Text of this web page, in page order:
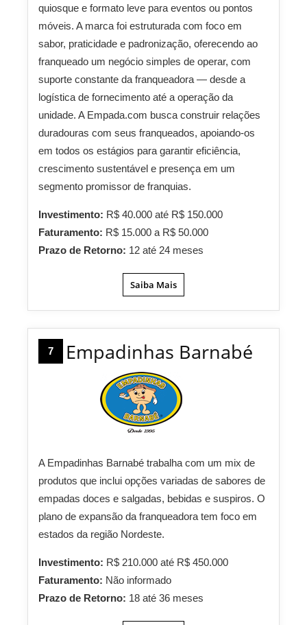
quiosque e formato leve para eventos ou pontos
móveis. A marca foi estruturada com foco em
sabor, praticidade e padronização, oferecendo ao
franqueado um negócio simples de operar, com
suporte constante da franqueadora — desde a
logística de fornecimento até a operação da
unidade. A Empada.com busca construir relações
duradouras com seus franqueados, apoiando‑os
em todos os estágios para garantir eficiência,
crescimento sustentável e presença em um
segmento promissor de franquias.
Investimento: R$ 40.000 até R$ 150.000
Faturamento: R$ 15.000 a R$ 50.000
Prazo de Retorno: 12 até 24 meses
Saiba Mais
7 Empadinhas Barnabé
A Empadinhas Barnabé trabalha com um mix de
produtos que inclui opções variadas de sabores de
empadas doces e salgadas, bebidas e suspiros. O
plano de expansão da franqueadora tem foco em
estados da região Nordeste.
Investimento: R$ 210.000 até R$ 450.000
Faturamento: Não informado
Prazo de Retorno: 18 até 36 meses